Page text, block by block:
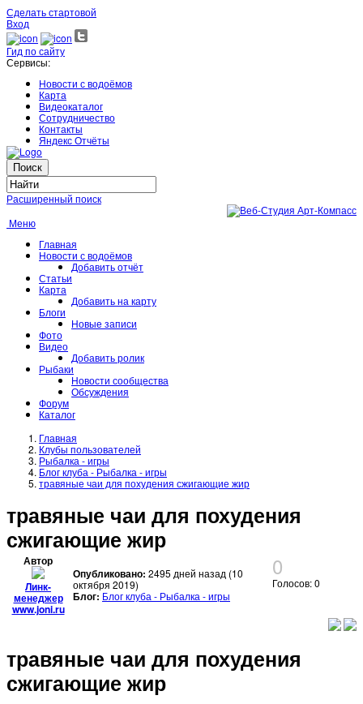
Сделать стартовой
Вход
Гид по сайту
Сервисы:
Новости с водоёмов
Карта
Видеокаталог
Сотрудничество
Контакты
Яндекс Отчёты
Расширенный поиск
Меню
Главная
Новости с водоёмов
Добавить отчёт
Статьи
Карта
Добавить на карту
Блоги
Новые записи
Фото
Видео
Добавить ролик
Рыбаки
Новости сообщества
Обсуждения
Форум
Каталог
Главная
Клубы пользователей
Рыбалка - игры
Блог клуба - Рыбалка - игры
травяные чаи для похудения сжигающие жир
травяные чаи для похудения
сжигающие жир
Автор
Линк-
менеджер
www.joni.ru
Опубликовано: 2495 дней назад (10
октября 2019)
Блог: Блог клуба - Рыбалка - игры
0
Голосов: 0
травяные чаи для похудения
сжигающие жир